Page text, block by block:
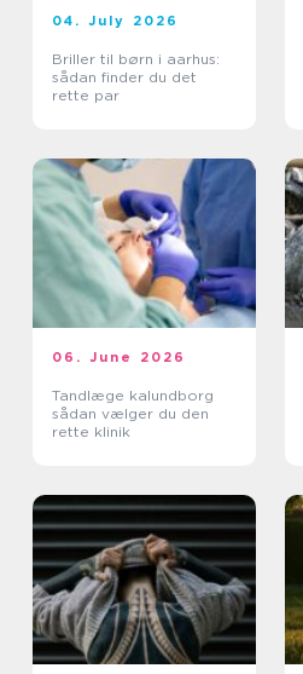
04. July 2026
Briller til børn i aarhus:
sådan finder du det
rette par
06. June 2026
Tandlæge kalundborg
sådan vælger du den
rette klinik